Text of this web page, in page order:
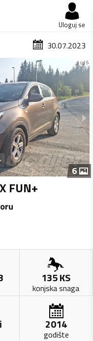
Uloguj se
30.07.2023
1 od 6
6
FUN+
135KS
konjska snaga
2014
godište